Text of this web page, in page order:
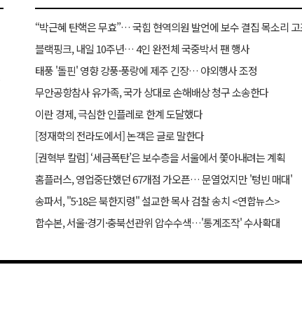
“박근혜 탄핵은 무효”… 국힘 현역의원 발언에 보수 결집 목소리
블랙핑크, 내일 10주년… 4인 완전체 국중박서 팬 행사
태풍 '돌핀' 영향 강풍·풍랑에 제주 긴장… 야외행사 조정
무안공항참사 유가족, 국가 상대로 손해배상 청구 소송한다
이란 경제, 극심한 인플레로 한계 도달했다
[정재학의 전라도에서] 논객은 글로 말한다
[권혁부 칼럼] ‘세금폭탄’은 보수층을 서울에서 쫓아내려는 계획
홈플러스, 영업중단했던 67개점 가오픈… 문열었지만 '텅빈 매대'
송파서, "5·18은 북한지령" 설교한 목사 검찰 송치 <연합뉴스>
합수본, 서울·경기·충북선관위 압수수색…'통계조작' 수사확대